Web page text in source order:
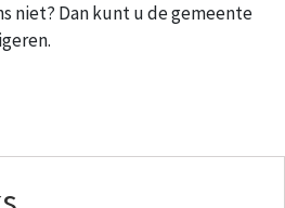
niet? Dan kunt u de gemeente